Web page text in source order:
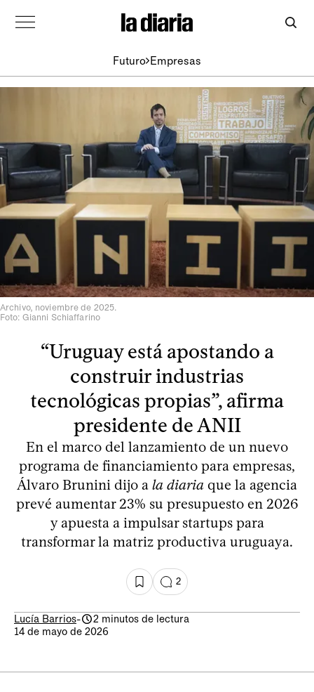
Futuro Empresas
Archivo, noviembre de 2025.
Foto: Gianni Schiaffarino
“Uruguay está apostando a
construir industrias
tecnológicas propias”, afirma
presidente de ANII
En el marco del lanzamiento de un nuevo
programa de financiamiento para empresas,
Álvaro Brunini dijo a la diaria que la agencia
prevé aumentar 23% su presupuesto en 2026
y apuesta a impulsar startups para
transformar la matriz productiva uruguaya.
2
Lucía Barrios-
2 minutos de lectura
14 de mayo de 2026